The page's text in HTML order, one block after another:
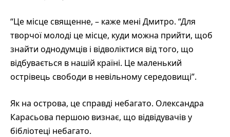
“Це місце священне, – каже мені Дмитро. “Для
творчої молоді це місце, куди можна прийти, щоб
знайти однодумців і відволіктися від того, що
відбувається в нашій країні. Це маленький
острівець свободи в невільному середовищі”.
Як на острова, це справді небагато. Олександра
Карасьова першою визнає, що відвідувачів у
бібліотеці небагато.